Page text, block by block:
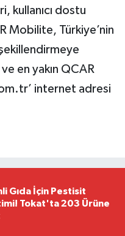
kullanıcı dostu
Mobilite, Türkiye’nin
en yakın QCAR
internet adresi
Gıda İçin Pestisit
Tokat'ta 203 Ürüne